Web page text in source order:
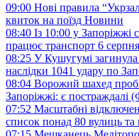
09:00 Нові правила
квиток на поїзд Новини
08:40 Із 10:00 у
працює транспорт 6 серпня
08:25 У Кушугумі
наслідки 1041 удару по
08:04 Ворожий шахед
Запоріжжі: є
07:52 Масштабні
список понад 80 вулиць та